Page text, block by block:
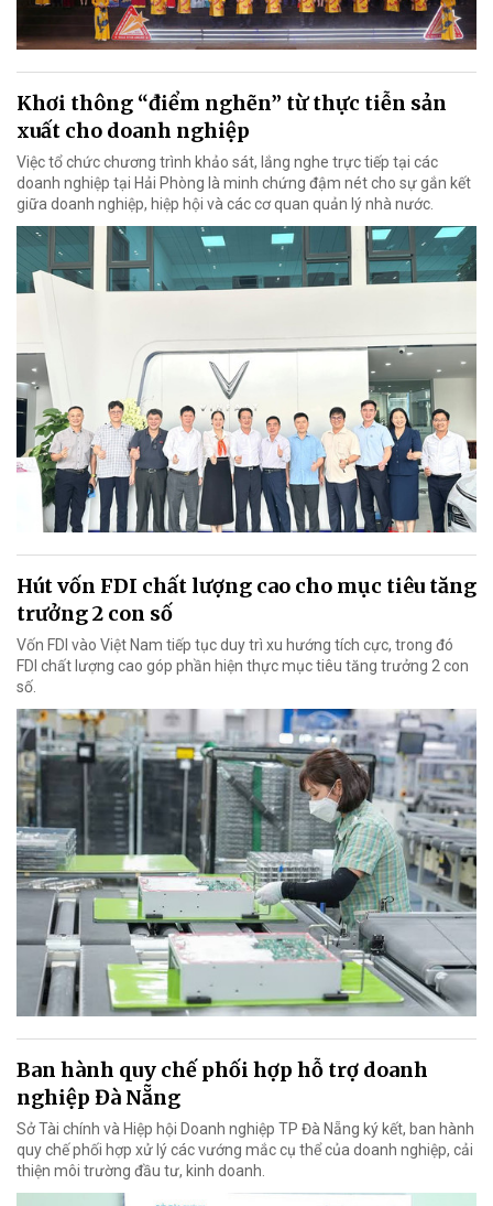
Khơi thông “điểm nghẽn” từ thực tiễn sản
xuất cho doanh nghiệp
Việc tổ chức chương trình khảo sát, lắng nghe trực tiếp tại các
doanh nghiệp tại Hải Phòng là minh chứng đậm nét cho sự gắn kết
giữa doanh nghiệp, hiệp hội và các cơ quan quản lý nhà nước.
Hút vốn FDI chất lượng cao cho mục tiêu tăng
trưởng 2 con số
Vốn FDI vào Việt Nam tiếp tục duy trì xu hướng tích cực, trong đó
FDI chất lượng cao góp phần hiện thực mục tiêu tăng trưởng 2 con
số.
Ban hành quy chế phối hợp hỗ trợ doanh
nghiệp Đà Nẵng
Sở Tài chính và Hiệp hội Doanh nghiệp TP Đà Nẵng ký kết, ban hành
quy chế phối hợp xử lý các vướng mắc cụ thể của doanh nghiệp, cải
thiện môi trường đầu tư, kinh doanh.